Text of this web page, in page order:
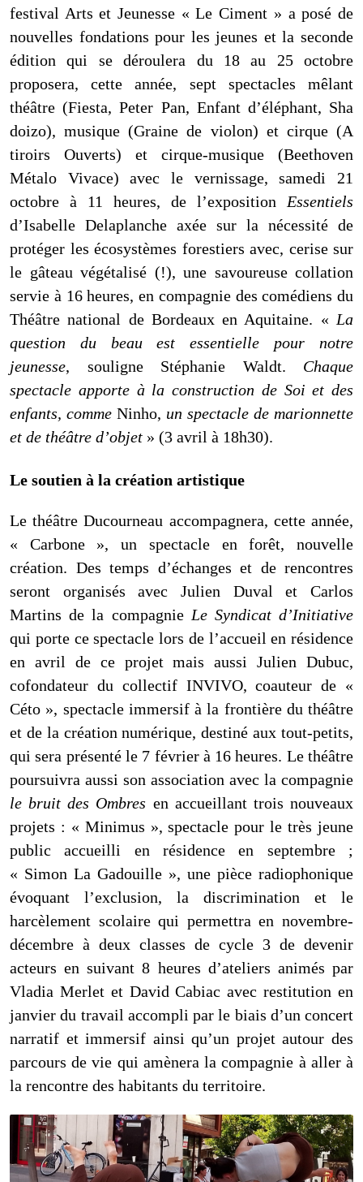
festival Arts et Jeunesse « Le Ciment » a posé de
nouvelles fondations pour les jeunes et la seconde
édition qui se déroulera du 18 au 25 octobre
proposera, cette année, sept spectacles mêlant
théâtre (Fiesta, Peter Pan, Enfant d’éléphant, Sha
doizo), musique (Graine de violon) et cirque (A
tiroirs Ouverts) et cirque-musique (Beethoven
Métalo Vivace) avec le vernissage, samedi 21
octobre à 11 heures, de l’exposition Essentiels
d’Isabelle Delaplanche axée sur la nécessité de
protéger les écosystèmes forestiers avec, cerise sur
le gâteau végétalisé (!), une savoureuse collation
servie à 16 heures, en compagnie des comédiens du
Théâtre national de Bordeaux en Aquitaine. « La
question du beau est essentielle pour notre
jeunesse, souligne Stéphanie Waldt. Chaque
spectacle apporte à la construction de Soi et des
enfants, comme Ninho, un spectacle de marionnette
et de théâtre d’objet » (3 avril à 18h30).
Le soutien à la création artistique
Le théâtre Ducourneau accompagnera, cette année,
« Carbone », un spectacle en forêt, nouvelle
création. Des temps d’échanges et de rencontres
seront organisés avec Julien Duval et Carlos
Martins de la compagnieLe Syndicat d’Initiative
qui porte ce spectacle lors de l’accueil en résidence
en avril de ce projet mais aussi Julien Dubuc,
cofondateur du collectif INVIVO, coauteur de «
Céto », spectacle immersif à la frontière du théâtre
et de la création numérique, destiné aux tout-petits,
qui sera présenté le 7 février à 16 heures. Le théâtre
poursuivra aussi son association avec la compagnie
le bruit des Ombres en accueillant trois nouveaux
projets : « Minimus », spectacle pour le très jeune
public accueilli en résidence en septembre ;
« Simon La Gadouille », une pièce radiophonique
évoquant l’exclusion, la discrimination et le
harcèlement scolaire qui permettra en novembre-
décembre à deux classes de cycle 3 de devenir
acteurs en suivant 8 heures d’ateliers animés par
Vladia Merlet et David Cabiac avec restitution en
janvier du travail accompli par le biais d’un concert
narratif et immersif ainsi qu’un projet autour des
parcours de vie qui amènera la compagnie à aller à
la rencontre des habitants du territoire.